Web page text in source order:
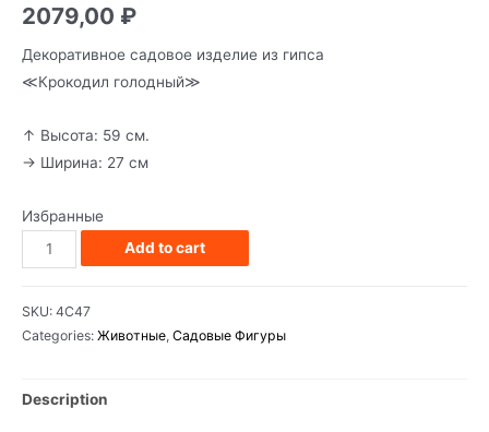
2079,00 ₽
Декоративное садовое изделие из гипса
≪Крокодил голодный≫
↑ Высота: 59 см.
→ Ширина: 27 см
Избранные
Крокодил
голодный
Add to cart
SKU: 4С47
Categories: Животные, Садовые Фигуры
Description